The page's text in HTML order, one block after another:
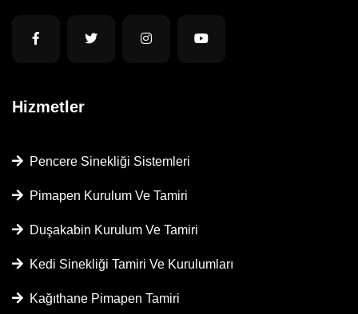
Hizmetler
Pencere Sinekliği Sistemleri
Pimapen Kurulum Ve Tamiri
Duşakabin Kurulum Ve Tamiri
Kedi Sinekliği Tamiri Ve Kurulumları
Kağıthane Pimapen Tamiri